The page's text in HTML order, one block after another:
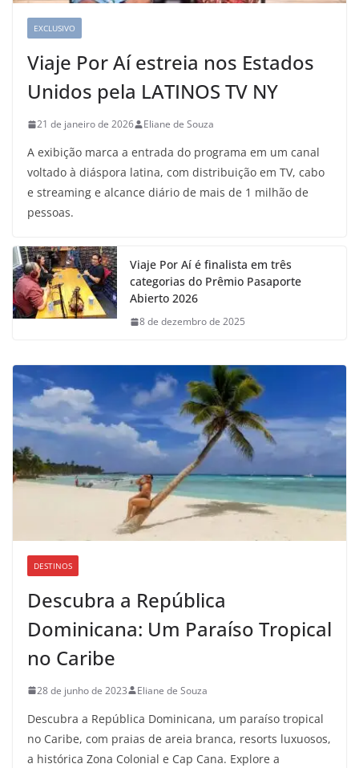
EXCLUSIVO
Viaje Por Aí estreia nos Estados
Unidos pela LATINOS TV NY
21 de janeiro de 2026 Eliane de Souza
A exibição marca a entrada do programa em um canal
voltado à diáspora latina, com distribuição em TV, cabo
e streaming e alcance diário de mais de 1 milhão de
pessoas.
Viaje Por Aí é finalista em três
categorias do Prêmio Pasaporte
Abierto 2026
8 de dezembro de 2025
DESTINOS
Descubra a República
Dominicana: Um Paraíso Tropical
no Caribe
28 de junho de 2023 Eliane de Souza
Descubra a República Dominicana, um paraíso tropical
no Caribe, com praias de areia branca, resorts luxuosos,
a histórica Zona Colonial e Cap Cana. Explore a